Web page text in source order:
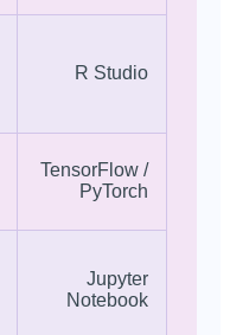
R Studio
TensorFlow /
PyTorch
Jupyter
Notebook